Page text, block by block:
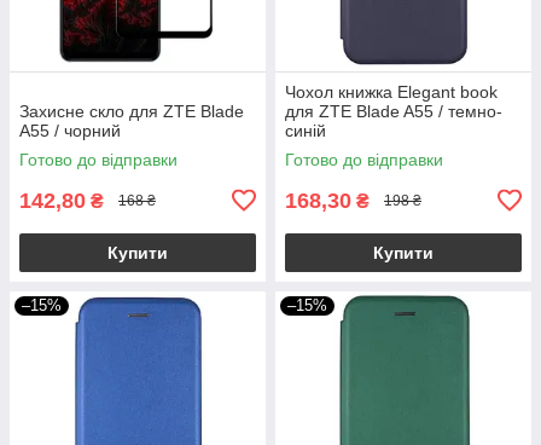
Захисне скло для ZTE Blade
A55 / чорний
Готово до відправки
142,80 ₴ 168 ₴
Купити
Чохол книжка Elegant book
для ZTE Blade A55 / темно-
синій
Готово до відправки
168,30 ₴ 198 ₴
Купити
–15% –15%